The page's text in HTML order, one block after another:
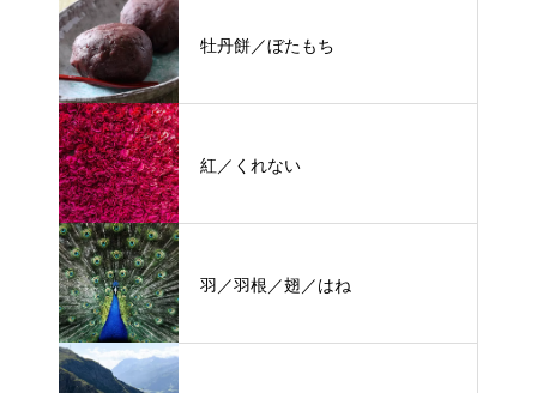
牡丹餅／ぼたもち
紅／くれない
羽／羽根／翅／はね